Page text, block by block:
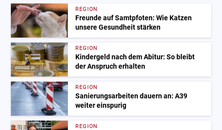
REGION
Freunde auf Samtpfoten: Wie Katzen
unsere Gesundheit stärken
REGION
Kindergeld nach dem Abitur: So bleibt
der Anspruch erhalten
REGION
Sanierungsarbeiten dauern an: A39
weiter einspurig
REGION